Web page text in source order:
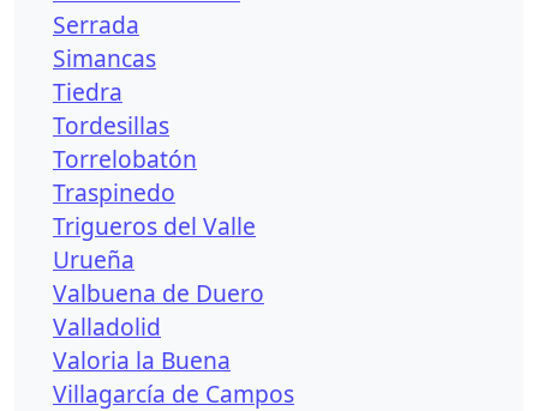
Serrada
Simancas
Tiedra
Tordesillas
Torrelobatón
Traspinedo
Trigueros del Valle
Urueña
Valbuena de Duero
Valladolid
Valoria la Buena
Villagarcía de Campos